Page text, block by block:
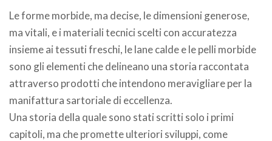
Le forme morbide, ma decise, le dimensioni generose,
ma vitali, e i materiali tecnici scelti con accuratezza
insieme ai tessuti freschi, le lane calde e le pelli morbide
sono gli elementi che delineano una storia raccontata
attraverso prodotti che intendono meravigliare per la
manifattura sartoriale di eccellenza.
Una storia della quale sono stati scritti solo i primi
capitoli, ma che promette ulteriori sviluppi, come